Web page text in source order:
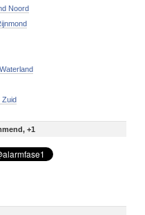
Noord
Zuid
+1